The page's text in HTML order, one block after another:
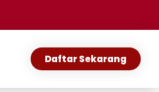
Daftar Sekarang